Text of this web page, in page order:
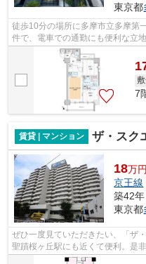
東京都
徒歩10分の場所に多摩市立多摩第
件で、電車での通勤にも便利な立
タイプの物件です。築5年以内と築
7
賃貸 | マンション ザ・スク
18万円
京王線
築42
東京都
ぜひ一度見ていただきたい、「ザ
聖蹟桜ヶ丘駅にも近くて便利。是
には、徒歩1分で利用できる駅があ